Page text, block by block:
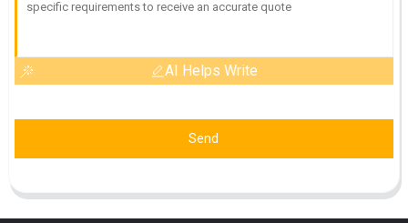
AI Helps Write
Send